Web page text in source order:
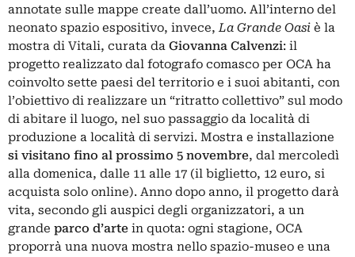
annotate sulle mappe create dall’uomo. All’interno del
neonato spazio espositivo, invece,La Grande Oasi è la
mostra di Vitali, curata da Giovanna Calvenzi: il
progetto realizzato dal fotografo comasco per OCA ha
coinvolto sette paesi del territorio e i suoi abitanti, con
l’obiettivo di realizzare un “ritratto collettivo” sul modo
di abitare il luogo, nel suo passaggio da località di
produzione a località di servizi. Mostra e installazione
si visitano fino al prossimo 5 novembre, dal mercoledì
alla domenica, dalle 11 alle 17 (il biglietto, 12 euro, si
acquista solo online). Anno dopo anno, il progetto darà
vita, secondo gli auspici degli organizzatori, a un
grande parco d’arte in quota: ogni stagione, OCA
proporrà una nuova mostra nello spazio-museo e una